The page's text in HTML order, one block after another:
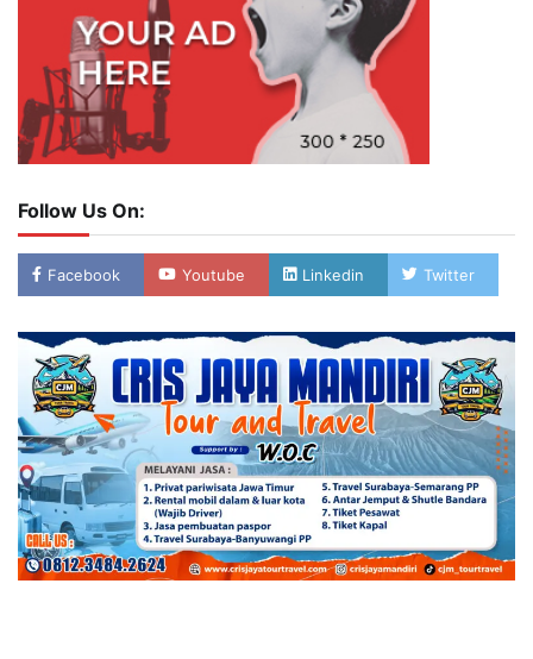
Follow Us On:
Facebook Youtube Linkedin Twitter